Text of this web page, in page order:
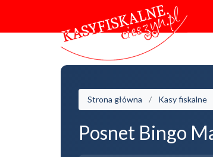
Strona główna Kasy fiskalne
Posnet Bingo